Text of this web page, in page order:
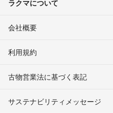
ラクマについて
会社概要
利用規約
古物営業法に基づく表記
サステナビリティメッセージ